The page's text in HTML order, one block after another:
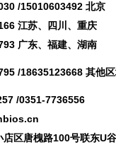
/15010603492
苏、四川、重庆
东、福建、湖南
/18635123668 其他
/0351-7736556
区唐槐路100号联东U